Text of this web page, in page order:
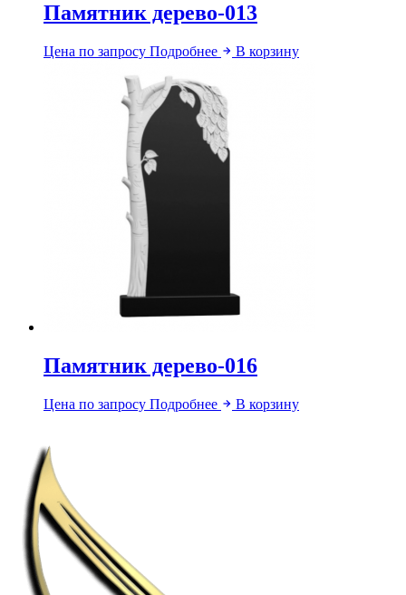
Памятник дерево-013
Цена по запросу Подробнее В корзину
Памятник дерево-016
Цена по запросу Подробнее В корзину